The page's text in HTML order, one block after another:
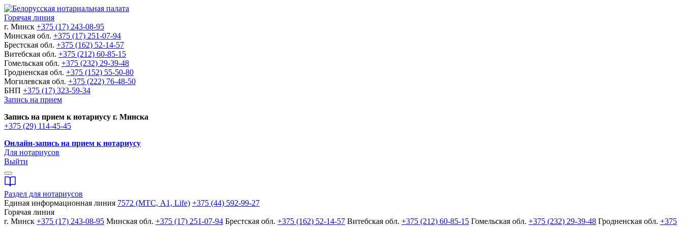
Горячая линия
г. Минск +375 (17) 243-08-95
Минская обл. +375 (17) 251-07-94
Брестская обл. +375 (162) 52-14-57
Витебская обл. +375 (212) 60-85-15
Гомельская обл. +375 (232) 29-39-48
Гродненская обл. +375 (152) 55-50-80
Могилевская обл. +375 (222) 76-48-50
БНП +375 (17) 323-59-34
Запись на прием
Запись на прием к нотариусу г. Минска
+375 (29) 114-45-45
Онлайн-запись на прием к нотариусу
Для нотариусов
Выйти
Раздел для нотариусов
Единая информационная линия 7572 (МТС, A1, Life) +375 (44) 592-99-27
Горячая линия
г. Минск +375 (17) 243-08-95 Минская обл. +375 (17) 251-07-94 Брестская обл. +375 (162) 52-14-57 Витебская обл. +375 (212) 60-85-15 Гомельская обл. +375 (232) 29-39-48 Гродненская обл. +375